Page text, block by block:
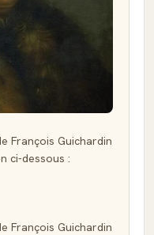
François Guichardin
ci-dessous :
François Guichardin